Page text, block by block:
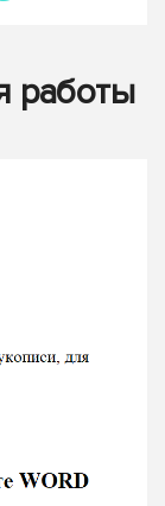
работы